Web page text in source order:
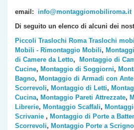
email: info@montaggiomobiliroma.it
Di seguito un elenco di alcuni dei
Piccoli Traslochi Roma Traslochi
Mobili - Rimontaggio Mobili,
di Camere da Letto, Montaggio di
Cucine, Montaggio di Soggiorni,
Bagno, Montaggio di Armadi con
Scorrevoli, Montaggio di Letti,
Cucina, Montaggio Pareti Attrezzate,
Librerie, Montaggio Scaffali,
Scrivanie , Montaggio di Porte a
Scorrevoli, Montaggio Porte a Scrigno